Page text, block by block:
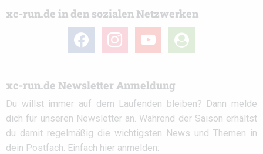
xc-run.de in den sozialen Netzwerken
facebook instagramyoutube
user-
circle
xc-run.de Newsletter Anmeldung
Du willst immer auf dem Laufenden bleiben? Dann melde
dich für unseren Newsletter an. Während der Saison erhältst
du damit regelmäßig die wichtigsten News und Themen in
dein Postfach. Einfach hier anmelden: